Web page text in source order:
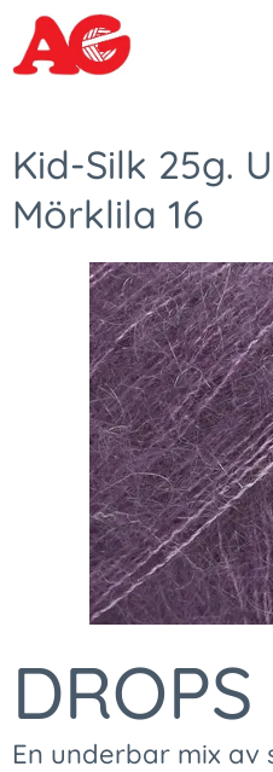
Kid-Silk 25g.
Mörklila 16
En underbar mix av